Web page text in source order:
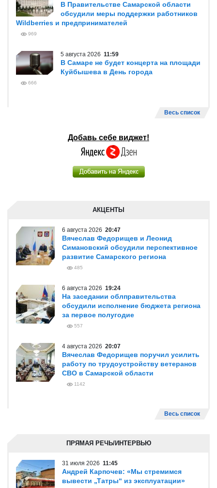
В Правительстве Самарской области
обсудили меры поддержки работников
Wildberries и предпринимателей
969
5 августа 2026 11:59
В Самаре не будет концерта на площади
Куйбышева в День города
666
Весь список
Добавь себе виджет!
АКЦЕНТЫ
6 августа 2026 20:47
Вячеслав Федорищев и Леонид
Симановский обсудили перспективное
развитие Самарского региона
485
6 августа 2026 19:24
На заседании облправительства
обсудили исполнение бюджета региона
за первое полугодие
557
4 августа 2026 20:07
Вячеслав Федорищев поручил усилить
работу по трудоустройству ветеранов
СВО в Самарской области
1142
Весь список
ПРЯМАЯ РЕЧЬ/ИНТЕРВЬЮ
31 июля 2026 11:45
Андрей Карпочев: «Мы стремимся
вывести „Татры“ из эксплуатации»